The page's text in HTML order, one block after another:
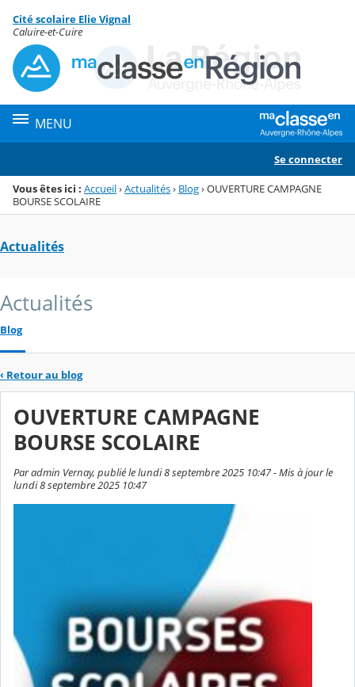
Menu de la rubrique
Contenu
Cité scolaire Elie Vignal
Caluire-et-Cuire
MENU
Se connecter
Vous êtes ici : Accueil›Actualités› Blog›OUVERTURE CAMPAGNE
BOURSE SCOLAIRE
Actualités
Actualités
Blog
‹ Retour au blog
OUVERTURE CAMPAGNE
BOURSE SCOLAIRE
Par admin Vernay, publié le lundi 8 septembre 2025 10:47 - Mis à jour le
lundi 8 septembre 2025 10:47